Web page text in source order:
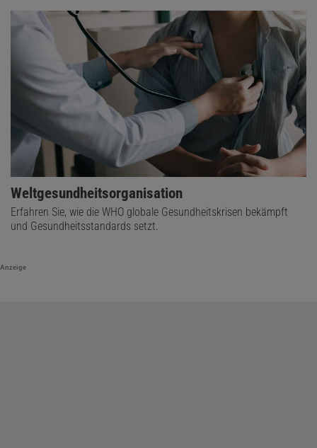
Weltgesundheitsorganisation
Erfahren Sie, wie die WHO globale Gesundheitskrisen bekämpft
und Gesundheitsstandards setzt.
Anzeige